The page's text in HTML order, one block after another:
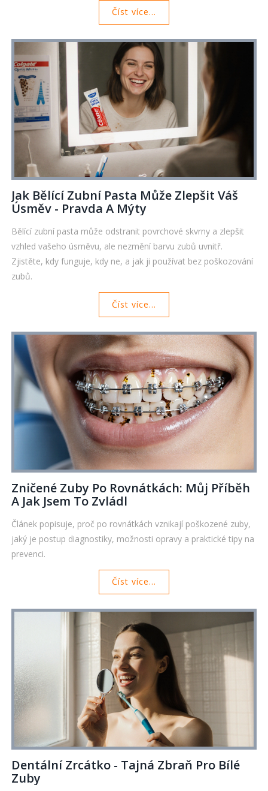
Číst více...
Jak Bělící Zubní Pasta Může Zlepšit Váš
Úsměv - Pravda A Mýty
Bělící zubní pasta může odstranit povrchové skvrny a zlepšit
vzhled vašeho úsměvu, ale nezmění barvu zubů uvnitř.
Zjistěte, kdy funguje, kdy ne, a jak ji používat bez poškozování
zubů.
Číst více...
Zničené Zuby Po Rovnátkách: Můj Příběh
A Jak Jsem To Zvládl
Článek popisuje, proč po rovnátkách vznikají poškozené zuby,
jaký je postup diagnostiky, možnosti opravy a praktické tipy na
prevenci.
Číst více...
Dentální Zrcátko - Tajná Zbraň Pro Bílé
Zuby